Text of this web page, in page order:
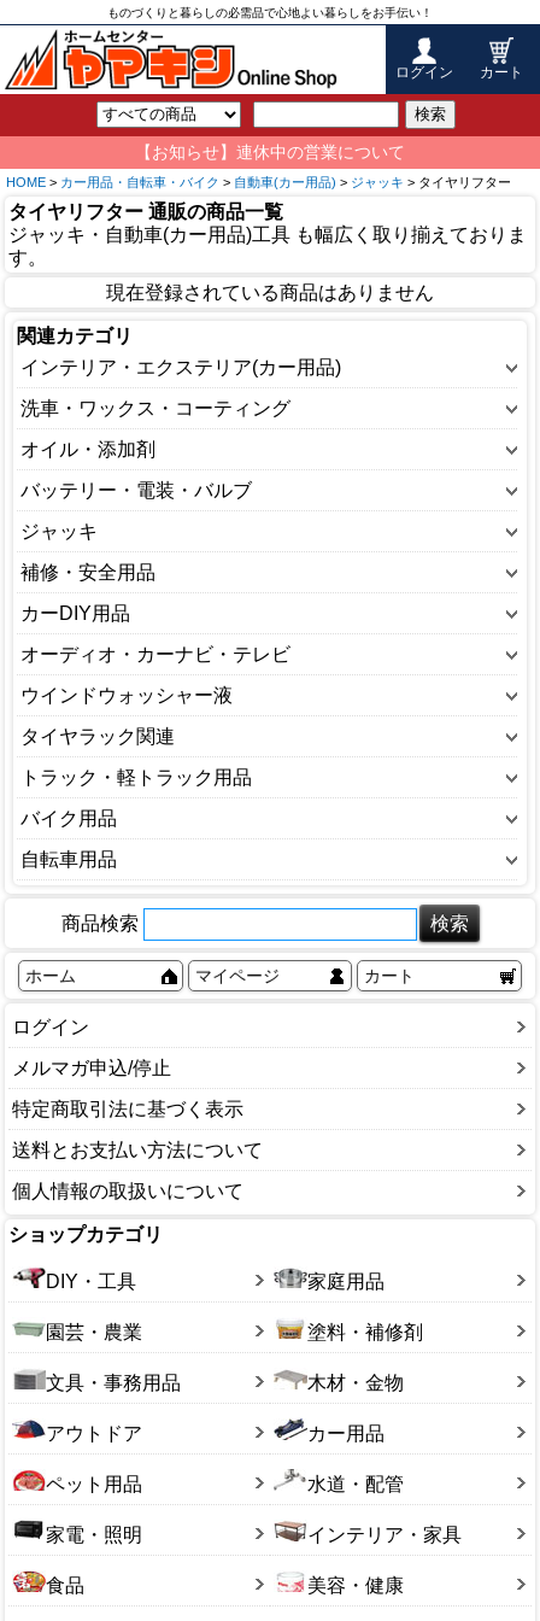
ものづくりと暮らしの必需品で心地よい暮らしをお手伝い！
ログイン カート
検索
【お知らせ】連休中の営業について
HOME > カー用品・自転車・バイク > 自動車(カー用品) > ジャッキ > タイヤリフター
タイヤリフター 通販の商品一覧
ジャッキ・自動車(カー用品)工具 も幅広く取り揃えておりま
す。
現在登録されている商品はありません
関連カテゴリ
インテリア・エクステリア(カー用品)
インテリア(内装)
エクステリア(外装)
その他
解氷用品
携帯電話用品
消臭剤(カー用品)
芳香剤(カー用品)
洗車・ワックス・コーティング
カーシャンプー
クリーナー(ガラス用)
クリーナー(タイヤ用)
クリーナー(外装用)
クリーナー(内装用)
コーティング
その他
ワックス
洗車用品
オイル・添加剤
オイル
オイルエレメント
オイルジョッキー
オイル添加剤
ガソリン携行缶
クーラント
水抜き剤
バッテリー・電装・バルブ
インバーター・コンバーター
バッテリー用品
ブースターケーブル
マーカーランプ
電球・バルブ
電装用品
ジャッキ
～１トンジャッキ
～４トンジャッキ
１トン～2トンジャッキ
２トン～３トンジャッキ
３トン～４トンジャッキ
ウインチ
補修・安全用品
カースプレー
キズペン
ソフト99
タッチペン
ホルツ
カーDIY用品
エーモン
オーディオ・カーナビ・テレビ
カーナビ・テレビ
ドライブレコーダー
ウインドウォッシャー液
ウインドウォッシャー液
タイヤラック関連
タイヤラック関連
トラック・軽トラック用品
トラック・軽トラック用品
バイク用品
ウェア
その他
ヘルメット（バイク）
ボディカバー・ハンドルカバー
車体カバー
電装関連
補修用品
自転車用品
スタンド
タイヤ
チューブ
パンク修理
ヘルメット
空気入れ
鍵
商品検索
ホーム マイページ カート
ログイン
メルマガ申込/停止
特定商取引法に基づく表示
送料とお支払い方法について
個人情報の取扱いについて
ショップカテゴリ
DIY・工具 家庭用品
園芸・農業 塗料・補修剤
文具・事務用品 木材・金物
アウトドア カー用品
ペット用品 水道・配管
家電・照明 インテリア・家具
食品 美容・健康